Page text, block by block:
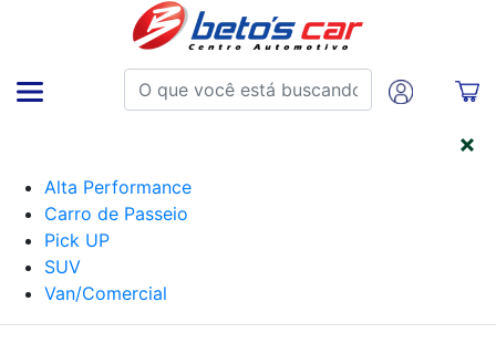
Alta Performance
Carro de Passeio
Pick UP
SUV
Van/Comercial